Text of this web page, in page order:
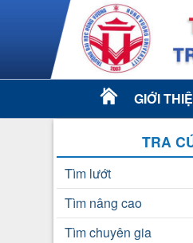
GIỚI
TRA
Tìm lướt
Tìm nâng cao
Tìm chuyên gia